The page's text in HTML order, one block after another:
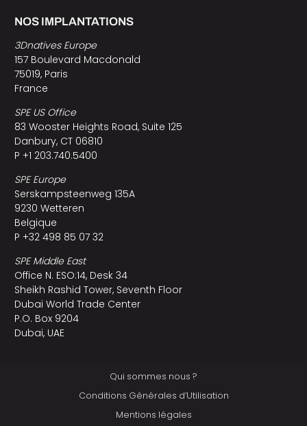
NOS IMPLANTATIONS
3Dnatives Europe
157 Boulevard Macdonald
75019, Paris
France
SPE US Office
83 Wooster Heights Road, Suite 125
Danbury, CT 06810
P +1 203.740.5400
SPE Europe
Serskampsteenweg 135A
9230 Wetteren
Belgique
P +32 498 85 07 32
SPE Middle East
Office N. ESO:14, Desk 34
Sheikh Rashid Tower, Seventh Floor
Dubai World Trade Center
P.O. Box 9204
Dubai, UAE
Qui sommes nous ?
Conditions Générales d’Utilisation
Mentions légales